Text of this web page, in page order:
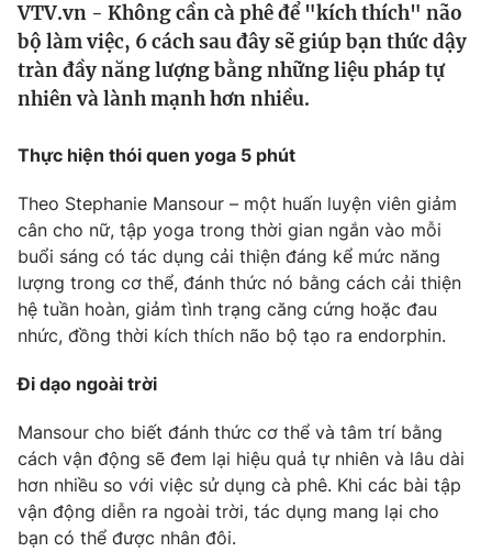
Thế giới
Tin tức
Thế giới đó đây
Câu chuyện quốc tế
Kinh tế
Góc doanh nghiệp
Dữ liệu và đời sống
Truyền hình
Phim VTV
Hậu trường
Nhân vật
Khán giả
Giải sao mai
Giải trí
Điện ảnh
Đời sống
Du lịch
Làm đẹp
Chất lượng cuộc sống
Tuyển sinh
Học trực tuyến
Công nghệ
Hitech Công nghệ tương lai
Giao lưu trực tuyến
VTV.vn - Không cần cà phê để "kích thích" não
bộ làm việc, 6 cách sau đây sẽ giúp bạn thức dậy
tràn đầy năng lượng bằng những liệu pháp tự
nhiên và lành mạnh hơn nhiều.
Thực hiện thói quen yoga 5 phút
Theo Stephanie Mansour – một huấn luyện viên giảm
cân cho nữ, tập yoga trong thời gian ngắn vào mỗi
buổi sáng có tác dụng cải thiện đáng kể mức năng
lượng trong cơ thể, đánh thức nó bằng cách cải thiện
hệ tuần hoàn, giảm tình trạng căng cứng hoặc đau
nhức, đồng thời kích thích não bộ tạo ra endorphin.
Đi dạo ngoài trời
Mansour cho biết đánh thức cơ thể và tâm trí bằng
cách vận động sẽ đem lại hiệu quả tự nhiên và lâu dài
hơn nhiều so với việc sử dụng cà phê. Khi các bài tập
vận động diễn ra ngoài trời, tác dụng mang lại cho
bạn có thể được nhân đôi.